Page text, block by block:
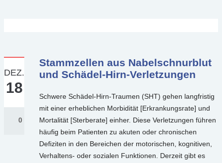
DEZ.
18
0
Stammzellen aus Nabelschnurblut
und Schädel-Hirn-Verletzungen
Schwere Schädel-Hirn-Traumen (SHT) gehen langfristig
mit einer erheblichen Morbidität [Erkrankungsrate] und
Mortalität [Sterberate] einher. Diese Verletzungen führen
häufig beim Patienten zu akuten oder chronischen
Defiziten in den Bereichen der motorischen, kognitiven,
Verhaltens- oder sozialen Funktionen. Derzeit gibt es